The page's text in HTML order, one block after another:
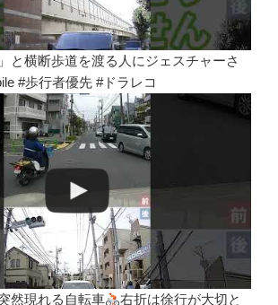
と横断歩道を渡る人にジェスチャーさ
#歩行者優先 #ドラレコ
然現れる自転車
右折は徐行が大切と